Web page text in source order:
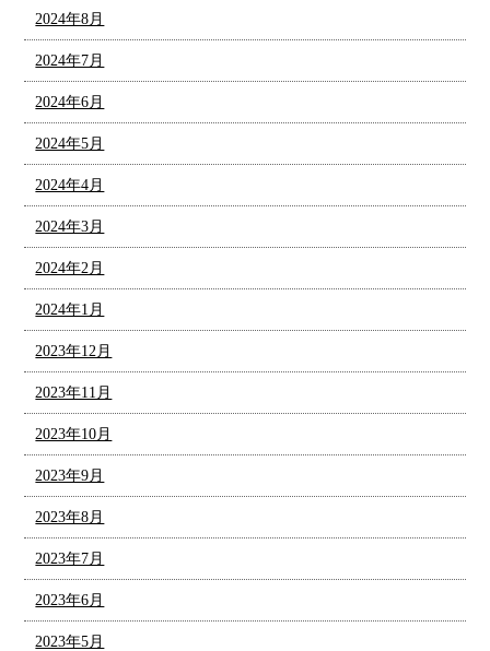
2024年8月
2024年7月
2024年6月
2024年5月
2024年4月
2024年3月
2024年2月
2024年1月
2023年12月
2023年11月
2023年10月
2023年9月
2023年8月
2023年7月
2023年6月
2023年5月